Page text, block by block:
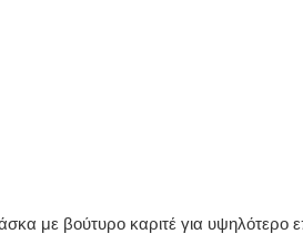
με βούτυρο καριτέ για υψηλότερο